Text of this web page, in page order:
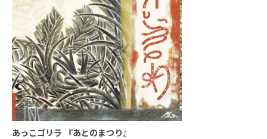
あっこゴリラ 『あとのまつり』